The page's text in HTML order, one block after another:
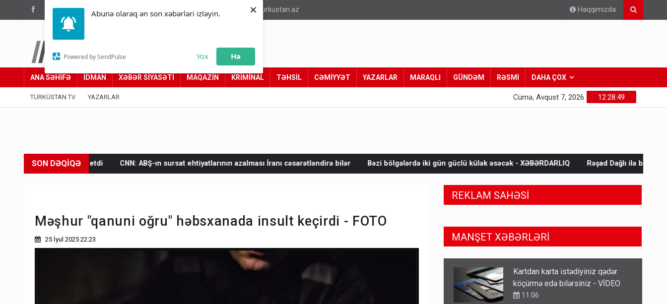
Abunə olaraq ən son xəbərləri izləyin.
Powered by SendPulse Yox Hə
×
(012) 449 94 05 info@turkustan.az Haqqımızda
Türküstan.az
Adımız yolumuzdur
ANA SƏHİFƏ İDMAN XƏBƏR SİYASƏTİ MAQAZİN KRİMİNAL TƏHSİL CƏMİYYƏT YAZARLAR MARAQLI GÜNDƏM RƏSMİ DAHA ÇOX
TÜRKÜSTAN TV YAZARLAR 12:28:51
Cümə, Avqust 7, 2026
SON DƏQİQƏ
CNN: ABŞ-ın sursat ehtiyatlarının azalması İranı cəsarətləndirə bilər Bəzi bölgələrdə iki gün güclü külək əsəcək - XƏBƏRDARLIQ Rəşad Dağlı ilə bağlı SON DƏQİQƏ
Məşhur "qanuni oğru" həbsxanada insult keçirdi - FOTO
25 İyul 2025 22:23
REKLAM SAHƏSİ
MANŞET XƏBƏRLƏRİ
Tərtərdəki hadisənin sirri açıldı:
Ər-arvadı yandırıb 15 min manatı
oğurladı